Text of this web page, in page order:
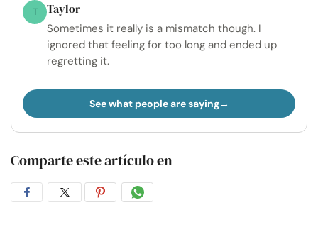
T Taylor
Sometimes it really is a mismatch though. I
ignored that feeling for too long and ended up
regretting it.
See what people are saying
Comparte este artículo en
CompartirCompartirCompartirCompartir